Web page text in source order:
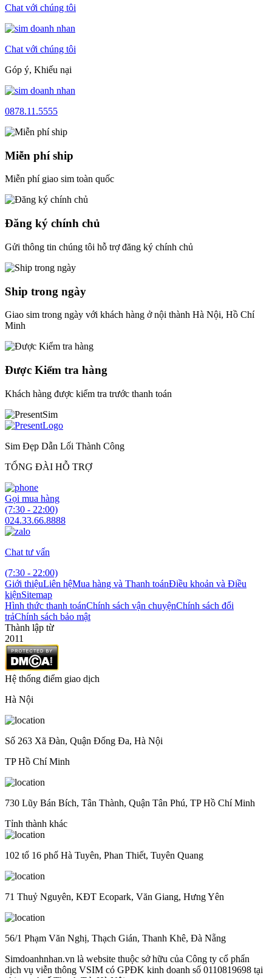
Chat với chúng tôi
Chat với chúng tôi
Góp ý, Khiếu nại
0878.11.5555
Miễn phí ship
Miễn phí giao sim toàn quốc
Đăng ký chính chủ
Gửi thông tin chúng tôi hỗ trợ đăng ký chính chủ
Ship trong ngày
Giao sim trong ngày với khách hàng ở nội thành Hà Nội, Hồ Chí
Minh
Được Kiểm tra hàng
Khách hàng được kiểm tra trước thanh toán
Sim Đẹp Dẫn Lối Thành Công
TỔNG ĐÀI HỖ TRỢ
Gọi mua hàng
(7:30 - 22:00)
024.33.66.8888
Chat tư vấn
(7:30 - 22:00)
Giới thiệuLiên hệMua hàng và Thanh toánĐiều khoản và Điều
kiệnSitemap
Hình thức thanh toánChính sách vận chuyệnChính sách đổi
trảChính sách bảo mật
Thành lập từ
2011
Hệ thống điểm giao dịch
Hà Nội
Số 263 Xã Đàn, Quận Đống Đa, Hà Nội
TP Hồ Chí Minh
730 Lũy Bán Bích, Tân Thành, Quận Tân Phú, TP Hồ Chí Minh
Tỉnh thành khác
102 tổ 16 phố Hà Tuyên, Phan Thiết, Tuyên Quang
71 Thuỷ Nguyên, KĐT Ecopark, Văn Giang, Hưng Yên
56/1 Phạm Văn Nghị, Thạch Gián, Thanh Khê, Đà Nẵng
Simdoanhnhan.vn là website thuộc sở hữu của Công ty cổ phẩn
dịch vụ viễn thông VSIM có GPĐK kinh doanh số 0110819698 tại